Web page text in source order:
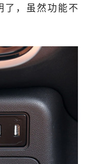
了，虽然功能不